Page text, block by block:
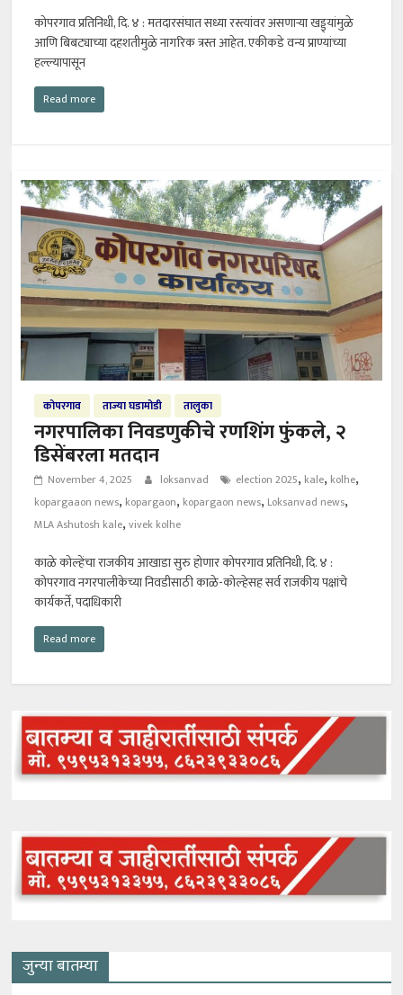
कोपरगाव प्रतिनिधी, दि. ४ : मतदारसंघात सध्या रस्त्यांवर असणाऱ्या खड्ड्यांमुळे
आणि बिबट्याच्या दहशतीमुळे नागरिक त्रस्त आहेत. एकीकडे वन्य प्राण्यांच्या
हल्ल्यापासून
Read more
कोपरगाव ताज्या घडामोडी तालुका
नगरपालिका निवडणुकीचे रणशिंग फुंकले, २
डिसेंबरला मतदान
November 4, 2025 loksanvad election 2025, kale, kolhe,
kopargaaon news, kopargaon, kopargaon news, Loksanvad news,
MLA Ashutosh kale,vivek kolhe
काळे कोल्हेंचा राजकीय आखाडा सुरु होणार कोपरगाव प्रतिनिधी, दि. ४ :
कोपरगाव नगरपालीकेच्या निवडीसाठी काळे-कोल्हेसह सर्व राजकीय पक्षांचे
कार्यकर्ते, पदाधिकारी
Read more
जुन्या बातम्या